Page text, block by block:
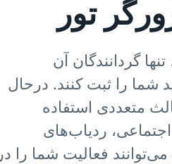
تور
گردانندگان آن
شما را ثبت کنند. درحال
متعددی استفاده
ردیاب‌های
فعالیت شما را در